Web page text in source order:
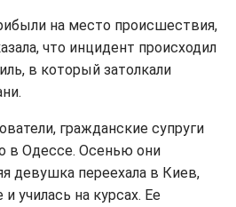
на место происшествия,
что инцидент происходил
в который затолкали
гражданские супруги
в Одессе. Осенью они
девушка переехала в Киев,
училась на курсах. Ее